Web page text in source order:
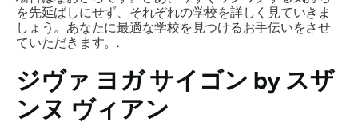
を先延ばしにせず、それぞれの学校を詳しく見ていきま
しょう。あなたに最適な学校を見つけるお手伝いをさせ
ていただきます。.
ジヴァ ヨガ サイゴン by スザ
ンヌ ヴィアン